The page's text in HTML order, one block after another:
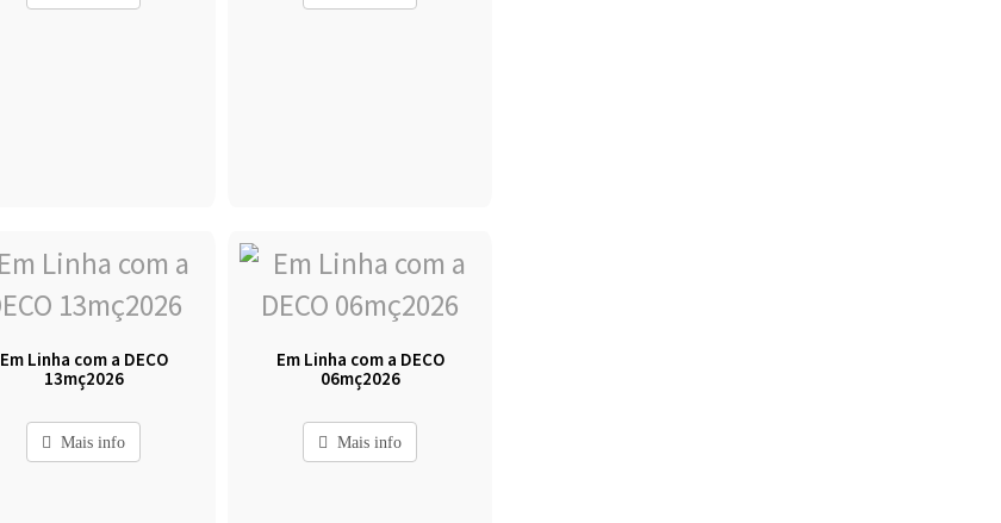
Em Linha com a DECO
13mç2026
Mais info
Em Linha com a DECO
06mç2026
Mais info